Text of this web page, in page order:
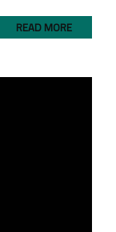
READ MORE